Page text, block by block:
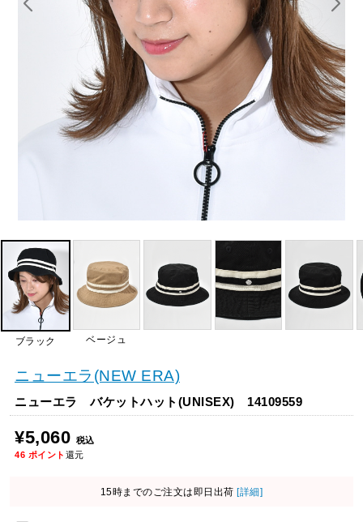
ブラック ベージュ
ニューエラ(NEW ERA)
ニューエラ バケットハット(UNISEX) 14109559
¥5,060 税込
46 ポイント 還元
15時までのご注文は即日出荷 [詳細]